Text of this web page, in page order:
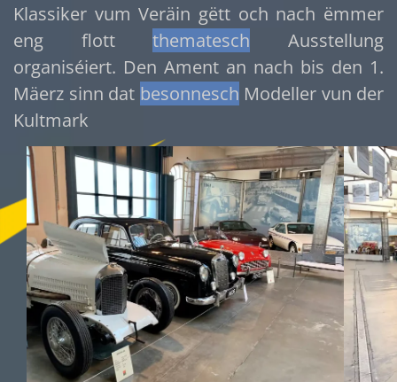
Klassiker vum Veräin gëtt och nach ëmmer
eng flottthematesch Ausstellung
organiséiert. Den Ament an nach bis den 1.
Mäerz sinn dat besonnesch Modeller vun der
Kultmark